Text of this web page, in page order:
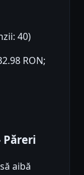
40)
RON;
Păreri
aibă